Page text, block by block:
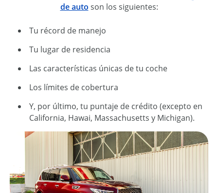
de auto son los siguientes:
Tu récord de manejo
Tu lugar de residencia
Las características únicas de tu coche
Los límites de cobertura
Y, por último, tu puntaje de crédito (excepto en
California, Hawai, Massachusetts y Michigan).